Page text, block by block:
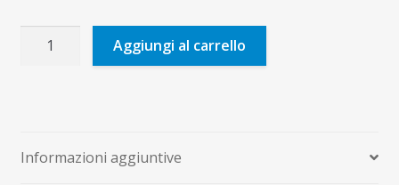
Leggo
quantità
Aggiungi al carrello
Informazioni aggiuntive